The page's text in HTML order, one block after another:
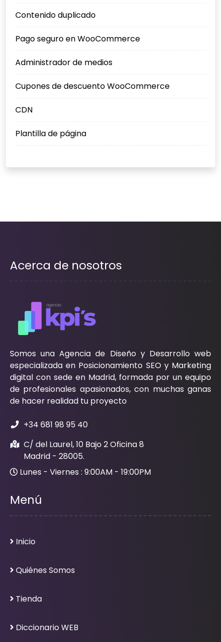
Contenido duplicado
Pago seguro en WooCommerce
Administrador de medios
Cupones de descuento WooCommerce
CDN
Plantilla de página
Acerca de nosotros
Somos una Agencia de Diseño y Desarrollo web
especializada en Posicionamiento SEO y Marketing
digital con sede en Madrid, formada por un equipo
de profesionales apasionados, con muchas ganas
de hacer realidad tu proyecto
+34 681 98 95 40
C/ del Laurel, 10 Bajo 2 Oficina 8
Madrid - 28005.
Lunes - Viernes : 9:00AM - 19:00PM
Menú
Inicio
Quiénes Somos
Tienda
Diccionario WEB